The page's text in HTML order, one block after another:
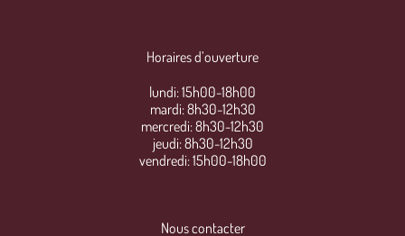
Horaires d’ouverture
lundi: 15h00-18h00
mardi: 8h30-12h30
mercredi: 8h30-12h30
jeudi: 8h30-12h30
vendredi: 15h00-18h00
Nous contacter